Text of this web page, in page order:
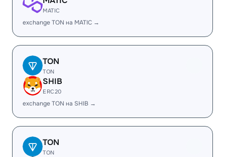
MATIC
exchange TON на MATIC →
TON
TON
SHIB
ERC20
exchange TON на SHIB →
TON
TON